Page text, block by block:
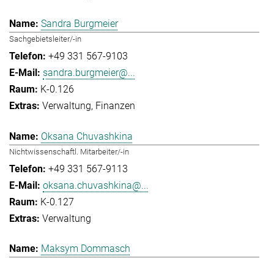
Sandra Burgmeier
Sachgebietsleiter/-in
+49 331 567-9103
sandra.burgmeier@...
K-0.126
Verwaltung Finanzen
Oksana Chuvashkina
Nichtwissenschaftl. Mitarbeiter/-in
+49 331 567-9113
oksana.chuvashkina@...
K-0.127
Verwaltung
Maksym Dommasch